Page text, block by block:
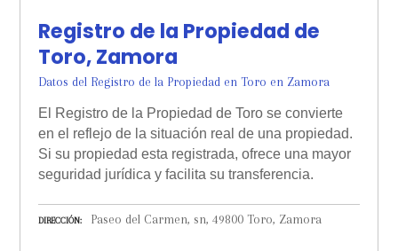
Registro de la Propiedad de
Toro, Zamora
Datos del Registro de la Propiedad en Toro en Zamora
El Registro de la Propiedad de Toro se convierte
en el reflejo de la situación real de una propiedad.
Si su propiedad esta registrada, ofrece una mayor
seguridad jurídica y facilita su transferencia.
DIRECCIÓN Paseo del Carmen, sn, 49800 Toro, Zamora